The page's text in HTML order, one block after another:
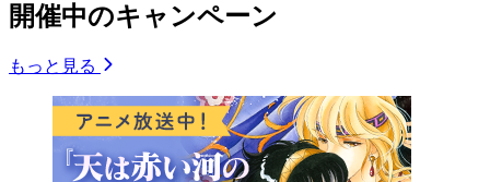
開催中のキャンペーン
もっと見る